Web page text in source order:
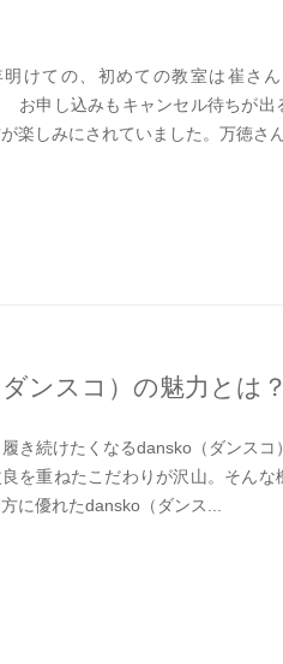
明けての、初めての教室は崔さ
お申し込みもキャンセル待ちが出
楽しみにされていました。万徳さ
ンスコ）の魅力とは？
き続けたくなるdansko（ダンスコ
良を重ねたこだわりが沢山。そん
に優れたdansko（ダンス...